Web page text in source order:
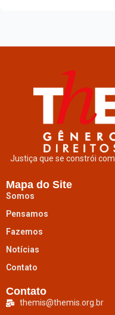
Justiça que se constrói
Mapa do Site
Somos
Pensamos
Fazemos
Notícias
Contato
Contato
themis@themis.org.br